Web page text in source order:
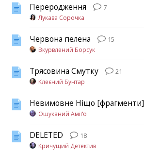
Переродження
7
Лукава Сорочка
Червона пелена
15
Вкурвлений Борсук
Трясовина Смутку
21
Клеєний Бунтар
Невимовне Ніщо [фрагменти]
Ошуканий Аміґо
DELETED
18
Кричущий Детектив